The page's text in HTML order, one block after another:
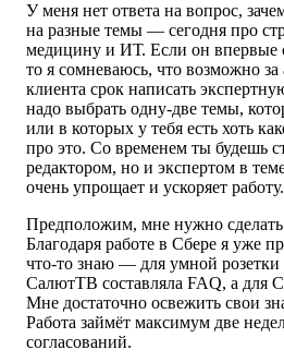
У меня нет ответа на вопрос,
на разные темы — сегодня про
медицину и ИТ. Если он впервые
то я сомневаюсь, что возможно
клиента срок написать
надо выбрать одну-две темы,
или в которых у тебя есть хоть
про это. Со временем ты будешь
редактором, но и экспертом в
очень упрощает и ускоряет работу.
Предположим, мне нужно
Благодаря работе в Сбере я уже
что-то знаю — для умной розетки
СалютТВ составляла FAQ, а для
Мне достаточно освежить свои
Работа займёт максимум две
согласований.